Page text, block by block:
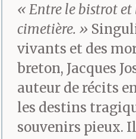
écrivains
part ou
coin, avec
instauré
lustres un
« Entre le bistrot et
cimetière. »
vivants et des
breton, Jacques
auteur de récits
les destins
souvenirs pieux.